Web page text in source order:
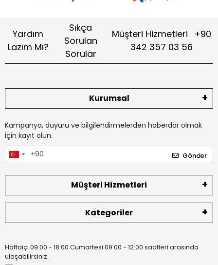
Yardım
Lazım Mı?
Sıkça
Sorulan
Sorular
Müşteri Hizmetleri
+90
342 357 03 56
Kurumsal
Kampanya, duyuru ve bilgilendirmelerden haberdar olmak
için kayıt olun.
Gönder
Müşteri Hizmetleri
Kategoriler
Haftaiçi 09:00 - 18:00 Cumartesi 09:00 - 12:00 saatleri arasında
ulaşabilirsiniz.